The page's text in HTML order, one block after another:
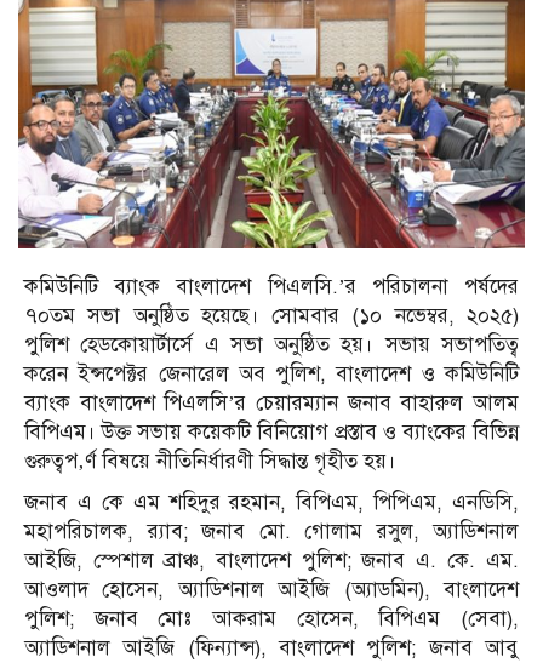
কমিউনিটি ব্যাংক বাংলাদেশ পিএলসি.’র পরিচালনা পর্ষদের
৭০তম সভা অনুষ্ঠিত হয়েছে। সোমবার (১০ নভেম্বর, ২০২৫)
পুলিশ হেডকোয়ার্টার্সে এ সভা অনুষ্ঠিত হয়। সভায় সভাপতিত্ব
করেন ইন্সপেক্টর জেনারেল অব পুলিশ, বাংলাদেশ ও কমিউনিটি
ব্যাংক বাংলাদেশ পিএলসি’র চেয়ারম্যান জনাব বাহারুল আলম
বিপিএম। উক্ত সভায় কয়েকটি বিনিয়োগ প্রস্তাব ও ব্যাংকের বিভিন্ন
গুরুত্বপ‚র্ণ বিষয়ে নীতিনির্ধারণী সিদ্ধান্ত গৃহীত হয়।
জনাব এ কে এম শহিদুর রহমান, বিপিএম, পিপিএম, এনডিসি,
মহাপরিচালক, র‌্যাব; জনাব মো. গোলাম রসুল, অ্যাডিশনাল
আইজি, স্পেশাল ব্রাঞ্চ, বাংলাদেশ পুলিশ; জনাব এ. কে. এম.
আওলাদ হোসেন, অ্যাডিশনাল আইজি (অ্যাডমিন), বাংলাদেশ
পুলিশ; জনাব মোঃ আকরাম হোসেন, বিপিএম (সেবা),
অ্যাডিশনাল আইজি (ফিন্যান্স), বাংলাদেশ পুলিশ; জনাব আবু